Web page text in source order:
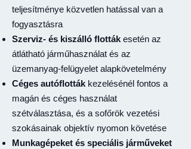
teljesítménye közvetlen hatással van a
fogyasztásra
Szerviz- és kiszálló flották esetén az
átlátható járműhasználat és az
üzemanyag-felügyelet alapkövetelmény
Céges autóflották kezelésénél fontos a
magán és céges használat
szétválasztása, és a sofőrök vezetési
szokásainak objektív nyomon követése
Munkagépeket és speciális járműveket